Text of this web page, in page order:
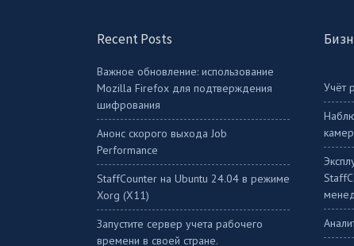
Recent Posts
Важное обновление: использование
Mozilla Firefox для подтверждения
шифрования
Анонс скорого выхода Job
Performance
StaffСounter на Ubuntu 24.04 в режиме
Xorg (X11)
Запустите сервер учета рабочего
времени в своей стране.
Учёт
камер